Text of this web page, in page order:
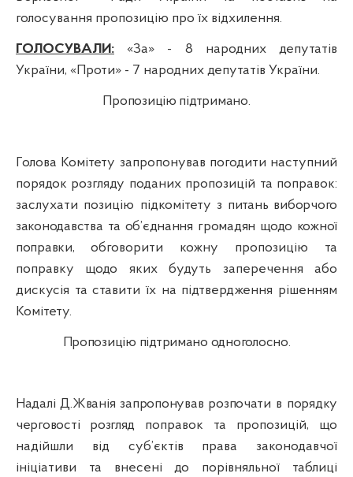
голосування пропозицію про їх відхилення.
ГОЛОСУВАЛИ:
«За» - 8 народних депутатів
України, «Проти» - 7 народних депутатів України.
Пропозицію підтримано.
Голова Комітету запропонував погодити наступний
порядок розгляду поданих пропозицій та поправок:
заслухати позицію підкомітетуз питань виборчого
законодавства та об’єднання громадян щодо кожної
поправки, обговорити кожну пропозицію та
поправку щодо яких будуть заперечення або
дискусія та ставити їх на підтвердження рішенням
Комітету.
Пропозицію підтримано одноголосно.
Надалі Д.Жванія запропонував розпочати в порядку
черговості розгляд поправок та пропозицій, що
надійшли від суб’єктів права законодавчої
ініціативи та внесені до порівняльної таблиці